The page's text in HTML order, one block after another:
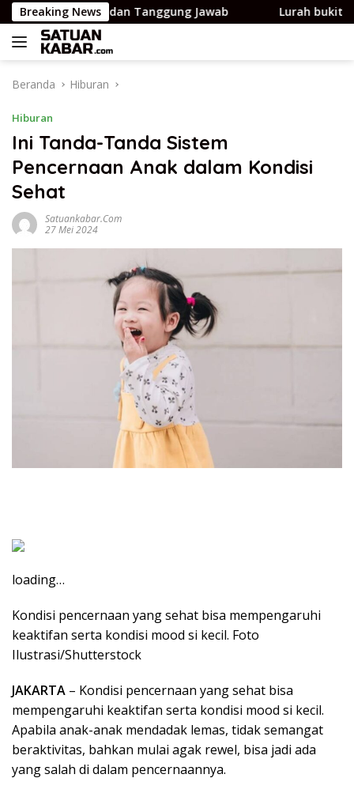
Langsung
ke
konten
Breaking News
Disiplin dan Tanggung Jawab Lurah bukit batrem
Beranda Hiburan
Hiburan
Ini Tanda-Tanda Sistem
Pencernaan Anak dalam Kondisi
Sehat
Satuankabar.com
27 Mei 2024
loading…
Kondisi pencernaan yang sehat bisa mempengaruhi
keaktifan serta kondisi mood si kecil. Foto
Ilustrasi/Shutterstock
JAKARTA – Kondisi pencernaan yang sehat bisa
mempengaruhi keaktifan serta kondisi mood si kecil.
Apabila anak-anak mendadak lemas, tidak semangat
beraktivitas, bahkan mulai agak rewel, bisa jadi ada
yang salah di dalam pencernaannya.